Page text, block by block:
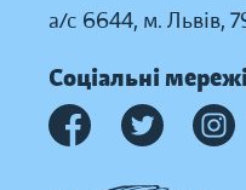
а/с 6644, м. Львів,
Соціальні